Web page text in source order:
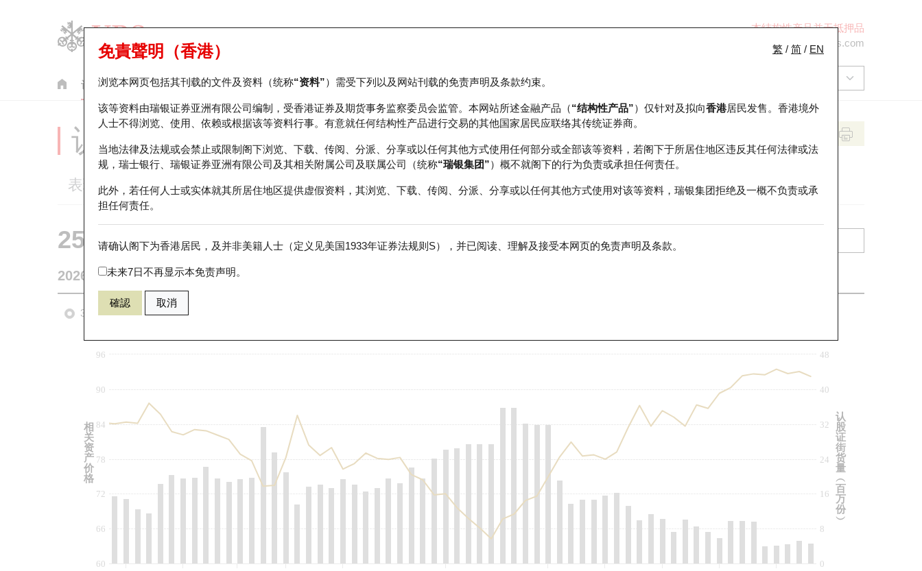
本结构性产品并无抵押品
ol-hkwarrants@ubs.com
认股证 牛熊证 美股指数产品 轮证市场统计 正股数据及市场统计 瑞银轮证教室
繁 / 简 / EN
免責聲明（香港）
浏览本网页包括其刊载的文件及资料（统称“资料”）需受下列以及网站刊载的免责声明及条款约束。
该等资料由瑞银证券亚洲有限公司编制，受香港证券及期货事务监察委员会监管。本网站所述金融产品（“结构性产品”）仅针对及拟向香港居民发售。香港境外
人士不得浏览、使用、依赖或根据该等资料行事。有意就任何结构性产品进行交易的其他国家居民应联络其传统证券商。
当地法律及法规或会禁止或限制阁下浏览、下载、传阅、分派、分享或以任何其他方式使用任何部分或全部该等资料，若阁下于所居住地区违反其任何法律或法
规，瑞士银行、瑞银证券亚洲有限公司及其相关附属公司及联属公司（统称“瑞银集团”）概不就阁下的行为负责或承担任何责任。
此外，若任何人士或实体就其所居住地区提供虚假资料，其浏览、下载、传阅、分派、分享或以任何其他方式使用对该等资料，瑞银集团拒绝及一概不负责或承
担任何责任。
请确认阁下为香港居民，及并非美籍人士（定义见美国1933年证券法规则S），并已阅读、理解及接受本网页的免责声明及条款。
未来7日不再显示本免责声明。
確認 取消
认股证分析仪
表现 街货统计 比较
25755 瑞银认购 3690 美团
2026-08-06 相关资产价格 92.2
3个月 6个月
0
8
16
24
32
40
48
60
66
72
78
84
90
96
认
股
证
街
货
量
︵
百
万
份
︶
相
关
资
产
价
格